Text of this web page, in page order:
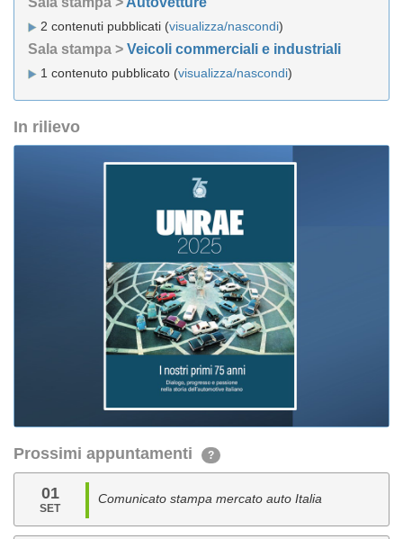
2 contenuti pubblicati (visualizza/nascondi)
Sala stampa > Veicoli commerciali e industriali
1 contenuto pubblicato (visualizza/nascondi)
In rilievo
Prossimi appuntamenti ?
01
SET
Comunicato stampa mercato auto Italia